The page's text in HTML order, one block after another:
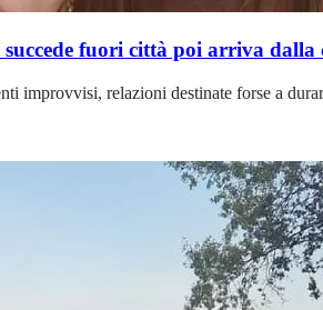
fuori città poi arriva
improvvisi, relazioni destinate forse a